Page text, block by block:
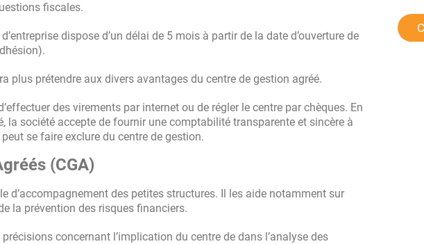
fiscales.
dispose d’un délai de 5 mois à partir de la date d’ouverture de
plus prétendre aux divers avantages du centre de gestion agréé.
des virements par internet ou de régler le centre par chèques. En
la société accepte de fournir une comptabilité transparente et sincère à
se faire exclure du centre de gestion.
(CGA)
d’accompagnement des petites structures. Il les aide notamment sur
la prévention des risques financiers.
concernant l’implication du centre de dans l’analyse des